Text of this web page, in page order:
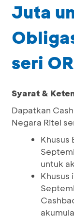
Juta
seri
Syarat &
Dapatkan
Negara Ritel
Khusus
untuk
Khusus